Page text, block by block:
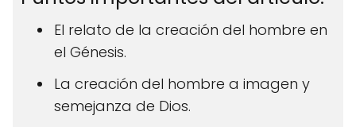
El relato de la creación del hombre en
el Génesis.
La creación del hombre a imagen y
semejanza de Dios.